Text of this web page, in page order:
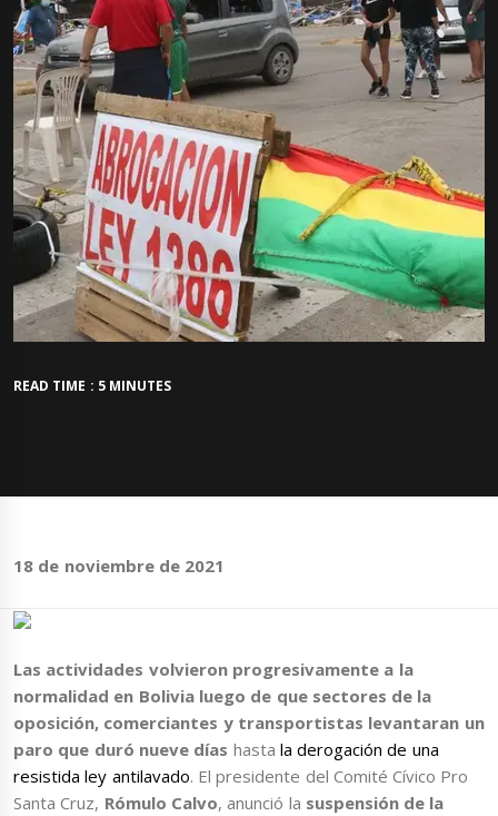
READ TIME : 5 MINUTES
18 de noviembre de 2021
Las actividades volvieron progresivamente a la
normalidad en Bolivialuego de que sectores de la
oposición, comerciantes y transportistas levantaran un
paro que duró nueve días hasta la derogación de una
resistida ley antilavado. El presidente del Comité Cívico Pro
Santa Cruz, Rómulo Calvo, anunció la suspensión de la